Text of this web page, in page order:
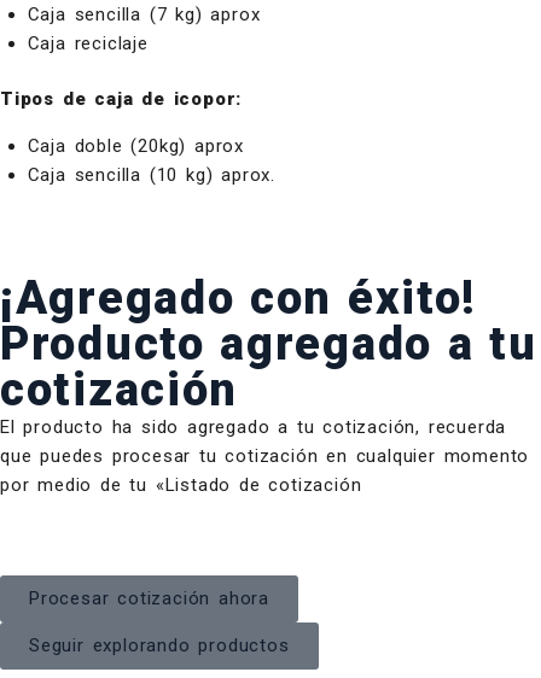
Caja sencilla (7 kg) aprox
Caja reciclaje
Tipos de caja de icopor:
Caja doble (20kg) aprox
Caja sencilla (10 kg) aprox.
¡Agregado con éxito!
Producto agregado a tu
cotización
El producto ha sido agregado a tu cotización, recuerda
que puedes procesar tu cotización en cualquier momento
por medio de tu «Listado de cotización
Procesar cotización ahora
Seguir explorando productos